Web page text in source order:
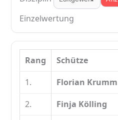
Einzelwertung
Rang Schütze
1.
Florian Krumm
2.
Finja Kölling